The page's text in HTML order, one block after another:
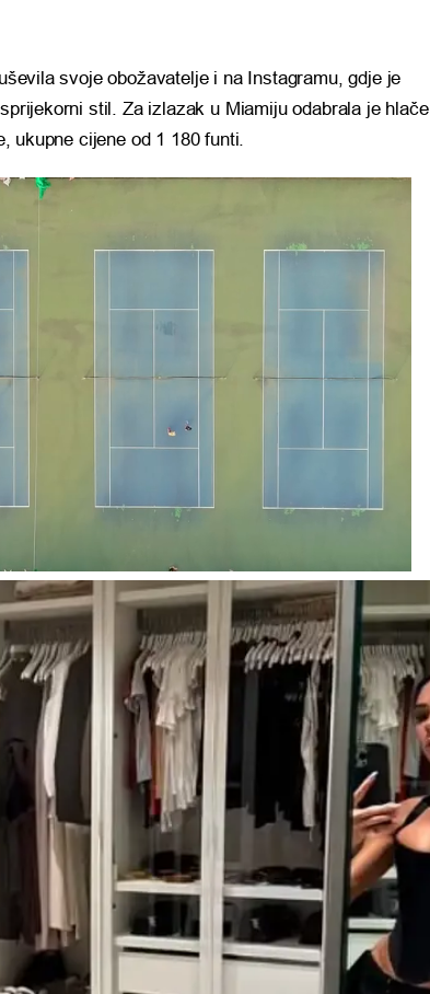
svoje obožavatelje i na Instagramu, gdje je
stil. Za izlazak u Miamiju odabrala je hlače
ukupne cijene od 1 180 funti.